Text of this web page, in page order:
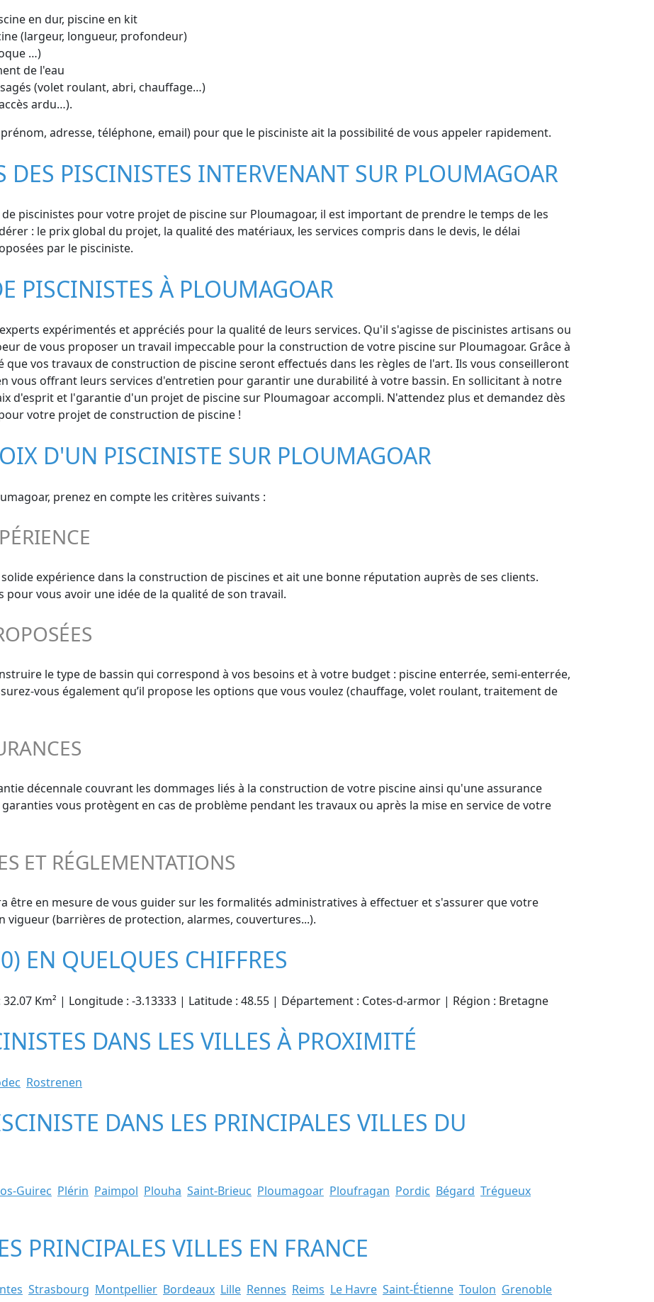
en dur, piscine en kit
(largeur, longueur, profondeur)
…)
de l'eau
(volet roulant, abri, chauffage…)
ardu…).
adresse, téléphone, email) pour que le pisciniste ait la possibilité de vous appeler rapidement.
DES PISCINISTES INTERVENANT SUR PLOUMAGOAR
piscinistes pour votre projet de piscine sur Ploumagoar, il est important de prendre le temps de les
: le prix global du projet, la qualité des matériaux, les services compris dans le devis, le délai
par le pisciniste.
PISCINISTES À PLOUMAGOAR
expérimentés et appréciés pour la qualité de leurs services. Qu'il s'agisse de piscinistes artisans ou
de vous proposer un travail impeccable pour la construction de votre piscine sur Ploumagoar. Grâce à
que vos travaux de construction de piscine seront effectués dans les règles de l'art. Ils vous conseilleront
vous offrant leurs services d'entretien pour garantir une durabilité à votre bassin. En sollicitant à notre
d'esprit et l'garantie d'un projet de piscine sur Ploumagoar accompli. N'attendez plus et demandez dès
votre projet de construction de piscine !
D'UN PISCINISTE SUR PLOUMAGOAR
prenez en compte les critères suivants :
expérience dans la construction de piscines et ait une bonne réputation auprès de ses clients.
pour vous avoir une idée de la qualité de son travail.
le type de bassin qui correspond à vos besoins et à votre budget : piscine enterrée, semi-enterrée,
vous également qu’il propose les options que vous voulez (chauffage, volet roulant, traitement de
décennale couvrant les dommages liés à la construction de votre piscine ainsi qu'une assurance
vous protègent en cas de problème pendant les travaux ou après la mise en service de votre
ET RÉGLEMENTATIONS
être en mesure de vous guider sur les formalités administratives à effectuer et s'assurer que votre
vigueur (barrières de protection, alarmes, couvertures...).
EN QUELQUES CHIFFRES
Km² | Longitude : -3.13333 | Latitude : 48.55 | Département : Cotes-d-armor | Région : Bretagne
DANS LES VILLES À PROXIMITÉ
Rostrenen
DANS LES PRINCIPALES VILLES DU
Guirec Plérin Paimpol Plouha Saint-Brieuc Ploumagoar Ploufragan Pordic Bégard Trégueux
PRINCIPALES VILLES EN FRANCE
Strasbourg Montpellier Bordeaux Lille Rennes Reims Le Havre Saint-Étienne Toulon Grenoble